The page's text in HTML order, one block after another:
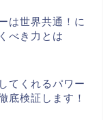
は世界共通！に
べき力とは
てくれるパワー
底検証します！